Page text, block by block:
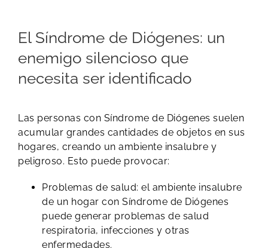
El Síndrome de Diógenes: un
enemigo silencioso que
necesita ser identificado
Las personas con Síndrome de Diógenes suelen
acumular grandes cantidades de objetos en sus
hogares, creando un ambiente insalubre y
peligroso. Esto puede provocar:​​
Problemas de salud: el ambiente insalubre
de un hogar con Síndrome de Diógenes
puede generar problemas de salud
respiratoria, infecciones y otras
enfermedades.